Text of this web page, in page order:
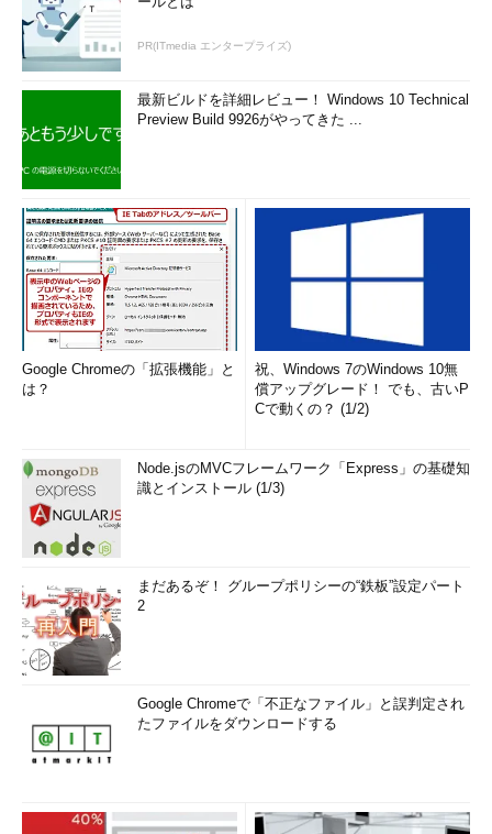
PR(ITmedia エンタープライズ)
最新ビルドを詳細レビュー！ Windows 10 Technical
Preview Build 9926がやってきた ...
Google Chromeの「拡張機能」と
は？
祝、Windows 7のWindows 10無
償アップグレード！ でも、古いP
Cで動くの？ (1/2)
Node.jsのMVCフレームワーク「Express」の基礎知
識とインストール (1/3)
まだあるぞ！ グループポリシーの“鉄板”設定パート
2
Google Chromeで「不正なファイル」と誤判定され
たファイルをダウンロードする